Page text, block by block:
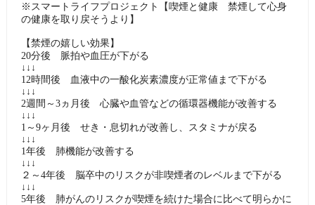
※スマートライフプロジェクト【喫煙と健康 禁煙して心身
の健康を取り戻そうより】
【禁煙の嬉しい効果】
20分後 脈拍や血圧が下がる
↓↓↓
12時間後 血液中の一酸化炭素濃度が正常値まで下がる
↓↓↓
2週間～3ヵ月後 心臓や血管などの循環器機能が改善する
↓↓↓
1～9ヶ月後 せき・息切れが改善し、スタミナが戻る
↓↓↓
1年後 肺機能が改善する
↓↓↓
２～4年後 脳卒中のリスクが非喫煙者のレベルまで下がる
↓↓↓
5年後 肺がんのリスクが喫煙を続けた場合に比べて明らかに